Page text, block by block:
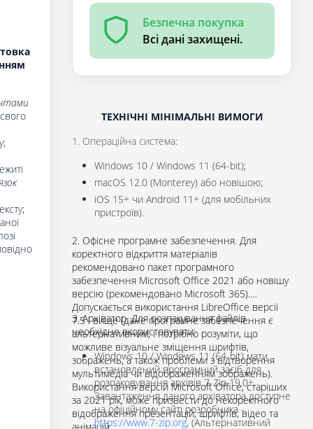
Безпечна покупка
Всі дані захищені.
ТЕХНІЧНІ МІНІМАЛЬНІ ВИМОГИ
1. Операційна система:
Windows 10 / Windows 11 (64-bit);
macOS 12.0 (Monterey) або новішою;
iOS 15+ чи Android 11+ (для мобільних
пристроїв).
2. Офісне програмне забезпечення. Для
коректного відкриття матеріалів
рекомендовано пакет програмного
забезпечення Microsoft Office 2021 або новішу
версію (рекомендовано Microsoft 365).
Допускається використання LibreOffice версії
7.5 і вище (дане програмне забезпечення є
альтернативним, і потрібно розуміти, що
можливе візуальне зміщення шрифтів,
зображень, а також проблеми з відтворення
мультимедіа чи відображенням зображень).
Використання версій Microsoft Office, старіших
за 2021 рік, може призвести до некоректного
відображення презентацій, шрифтів, відео та
3. Архіватор. Для розпакування файлів
необхідно вкористовувати:
Windows 10 / Windows 11 (64-bit) мати
встановлений програмний засіб для
розпаковування архівів 7-Zip 19.0+.
Завантаження даного архіватора доступне
на офіційному сайті розробника -
https://www.7-zip.org, (Альтернативний